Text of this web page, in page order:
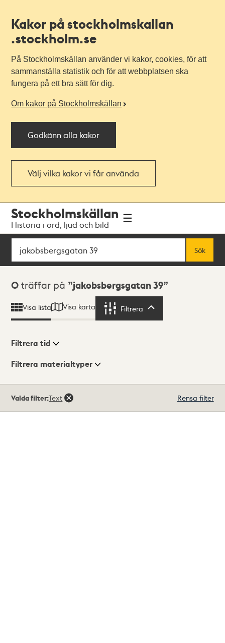
Kakor på stockholmskallan
.stockholm.se
På Stockholmskällan använder vi kakor, cookies, för att
sammanställa statistik och för att webbplatsen ska
fungera på ett bra sätt för dig.
Om kakor på Stockholmskällan
Godkänn alla kakor
Välj vilka kakor vi får använda
navigationen
huvudinnehållet
Stockholmskällan
Historia i ord, ljud och bild
Sök
Sök
Sökresultat
0 träffar på jakobsbergsgatan 39
Visa lista Visa karta Filtrera
Visningsläge
Filtrera tid
Filtrera materialtyper
träffar
Valda filter:Text Rensa filter